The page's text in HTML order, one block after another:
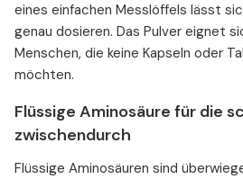
eines einfachen Messlöffels lässt
genau dosieren. Das Pulver eignet
Menschen, die keine Kapseln oder
möchten.
Flüssige Aminosäure für die
zwischendurch
Flüssige Aminosäuren sind